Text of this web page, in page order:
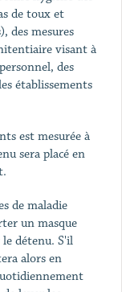
de toux et
des mesures
visant à
des
établissements
est mesurée à
sera placé en
de maladie
un masque
détenu. S'il
alors en